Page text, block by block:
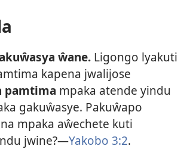
ŵane.Ligongo lyakuti
kapena jwalijose
pamtima mpaka atende yindu
gakuŵasye. Pakuŵapo
mpaka aŵechete kuti
jwine?—Yakobo 3:2.